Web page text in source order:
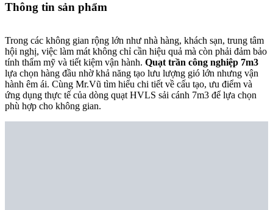
Thông tin sản phẩm
Trong các không gian rộng lớn như nhà hàng, khách sạn, trung tâm
hội nghị, việc làm mát không chỉ cần hiệu quả mà còn phải đảm bảo
tính thẩm mỹ và tiết kiệm vận hành. Quạt trần công nghiệp 7m3
lựa chọn hàng đầu nhờ khả năng tạo lưu lượng gió lớn nhưng vận
hành êm ái. Cùng Mr.Vũ tìm hiểu chi tiết về cấu tạo, ưu điểm và
ứng dụng thực tế của dòng quạt HVLS sải cánh 7m3 để lựa chọn
phù hợp cho không gian.